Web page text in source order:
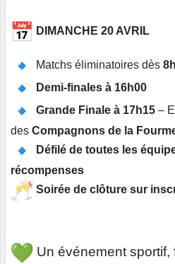
DIMANCHE 20 AVRIL
Matchs éliminatoires dès
Demi-finales à 16h00
Grande Finale à 17h15 –
des Compagnons de la
Défilé de toutes les
récompenses
Soirée de clôture sur
Un événement